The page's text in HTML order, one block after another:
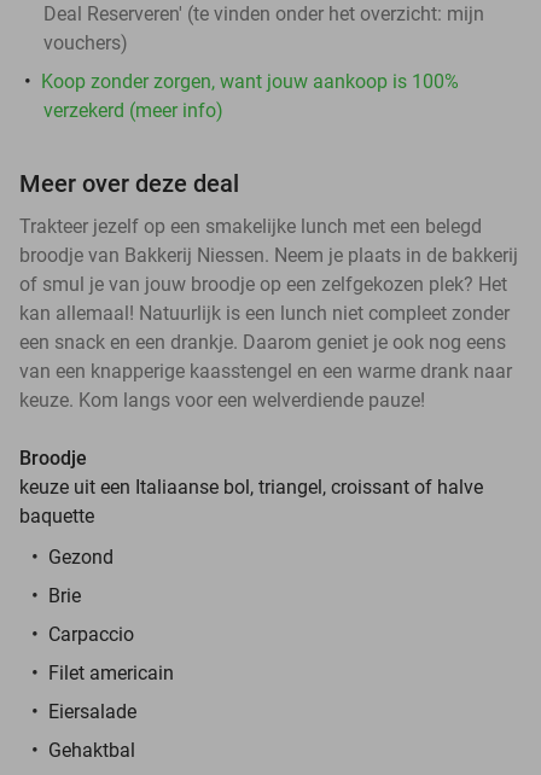
Deal Reserveren' (te vinden onder het overzicht: mijn
vouchers)
Koop zonder zorgen, want jouw aankoop is 100%
verzekerd (meer info)
Meer over deze deal
Trakteer jezelf op een smakelijke lunch met een belegd
broodje van Bakkerij Niessen. Neem je plaats in de bakkerij
of smul je van jouw broodje op een zelfgekozen plek? Het
kan allemaal! Natuurlijk is een lunch niet compleet zonder
een snack en een drankje. Daarom geniet je ook nog eens
van een knapperige kaasstengel en een warme drank naar
keuze. Kom langs voor een welverdiende pauze!
Broodje
keuze uit een Italiaanse bol, triangel, croissant of halve
baquette
Gezond
Brie
Carpaccio
Filet americain
Eiersalade
Gehaktbal